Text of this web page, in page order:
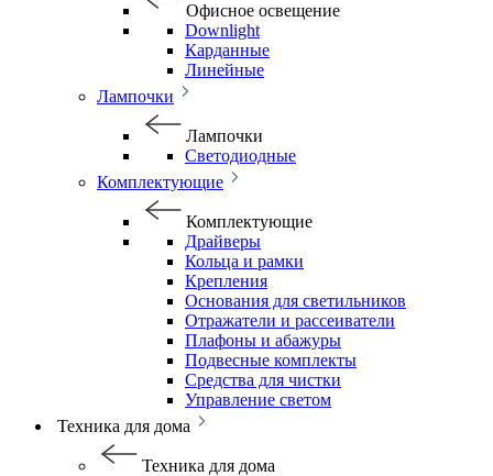
Офисное освещение
Downlight
Карданные
Линейные
Лампочки
Лампочки
Светодиодные
Комплектующие
Комплектующие
Драйверы
Кольца и рамки
Крепления
Основания для светильников
Отражатели и рассеиватели
Плафоны и абажуры
Подвесные комплекты
Средства для чистки
Управление светом
Техника для дома
Техника для дома